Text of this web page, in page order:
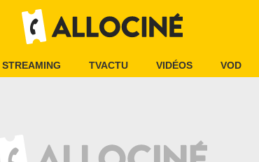
STREAMING TVACTU VIDÉOS VOD